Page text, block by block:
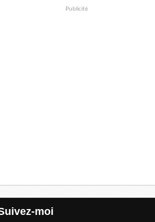
Publicité
Suivez-moi